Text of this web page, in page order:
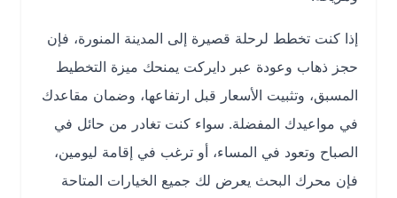
إذا كنت تخطط لرحلة قصيرة إلى المدينة المنورة، فإن
حجز ذهاب وعودة عبر دايركت يمنحك ميزة التخطيط
المسبق، وتثبيت الأسعار قبل ارتفاعها، وضمان مقاعدك
في مواعيدك المفضلة. سواء كنت تغادر من حائل في
الصباح وتعود في المساء، أو ترغب في إقامة ليومين،
فإن محرك البحث يعرض لك جميع الخيارات المتاحة